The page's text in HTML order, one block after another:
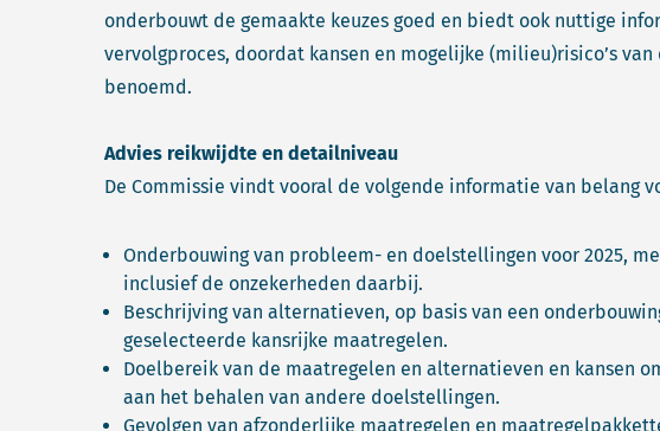
onderbouwt de gemaakte keuzes goed en biedt ook nuttige
vervolgproces, doordat kansen en mogelijke (milieu)risico’s
benoemd.
Advies reikwijdte en detailniveau
De Commissie vindt vooral de volgende informatie van belang
Onderbouwing van probleem- en doelstellingen voor 2025,
inclusief de onzekerheden daarbij.
Beschrijving van alternatieven, op basis van een
geselecteerde kansrijke maatregelen.
Doelbereik van de maatregelen en alternatieven en kansen
aan het behalen van andere doelstellingen.
Gevolgen van afzonderlijke maatregelen en